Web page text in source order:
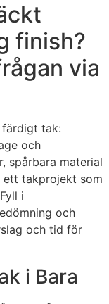
finish?
via
tak:
och
spårbara material
ett takprojekt som
i
och
och tid för
i Bara